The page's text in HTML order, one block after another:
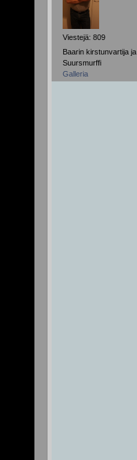
Viestejä: 809
Baarin kirstunvartija ja
Suursmurffi
Galleria